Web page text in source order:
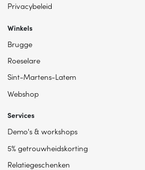
Privacybeleid
Winkels
Brugge
Roeselare
Sint-Martens-Latem
Webshop
Services
Demo's & workshops
5% getrouwheidskorting
Relatiegeschenken